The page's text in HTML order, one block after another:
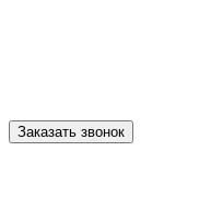
Заказать звонок